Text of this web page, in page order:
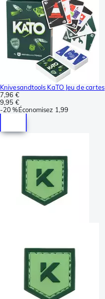
Knivesandtools KaTO Jeu de cartes
7,96 €
9,95 €
-20 %Économisez 1,99